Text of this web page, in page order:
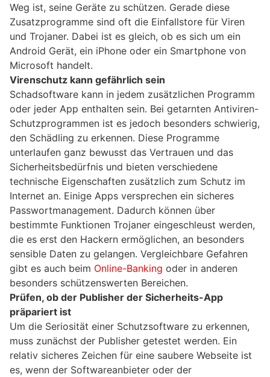
Weg ist, seine Geräte zu schützen. Gerade diese
Zusatzprogramme sind oft die Einfallstore für Viren
und Trojaner. Dabei ist es gleich, ob es sich um ein
Android Gerät, ein iPhone oder ein Smartphone von
Microsoft handelt.
Virenschutz kann gefährlich sein
Schadsoftware kann in jedem zusätzlichen Programm
oder jeder App enthalten sein. Bei getarnten Antiviren-
Schutzprogrammen ist es jedoch besonders schwierig,
den Schädling zu erkennen. Diese Programme
unterlaufen ganz bewusst das Vertrauen und das
Sicherheitsbedürfnis und bieten verschiedene
technische Eigenschaften zusätzlich zum Schutz im
Internet an. Einige Apps versprechen ein sicheres
Passwortmanagement. Dadurch können über
bestimmte Funktionen Trojaner eingeschleust werden,
die es erst den Hackern ermöglichen, an besonders
sensible Daten zu gelangen. Vergleichbare Gefahren
gibt es auch beim Online-Banking oder in anderen
besonders schützenswerten Bereichen.
Prüfen, ob der Publisher der Sicherheits-App
präpariert ist
Um die Seriosität einer Schutzsoftware zu erkennen,
muss zunächst der Publisher getestet werden. Ein
relativ sicheres Zeichen für eine saubere Webseite ist
es, wenn der Softwareanbieter oder der